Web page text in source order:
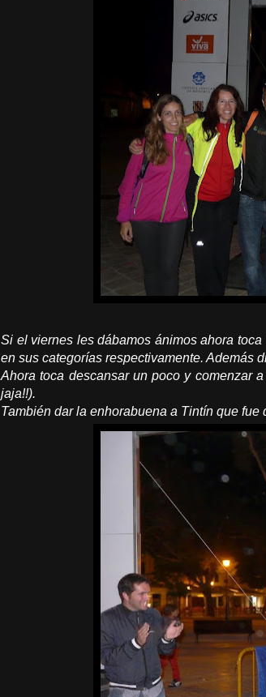
Si el viernes les dábamos ánimos ahora
en sus categorías respectivamente. Además
Ahora toca descansar un poco y comenzar
jaja!!).
También dar la enhorabuena a Tintín que